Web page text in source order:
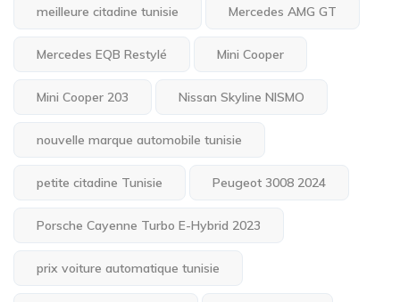
meilleure citadine tunisie Mercedes AMG GT
Mercedes EQB Restylé Mini Cooper
Mini Cooper 203 Nissan Skyline NISMO
nouvelle marque automobile tunisie
petite citadine Tunisie Peugeot 3008 2024
Porsche Cayenne Turbo E-Hybrid 2023
prix voiture automatique tunisie